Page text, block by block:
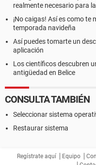
realmente necesario para
¡No caigas! Así es como
temporada navideña
Así puedes tomarte un
aplicación
Los científicos descubren
antigüedad en Belice
CONSULTA TAMBIÉN
Seleccionar sistema
Restaurar sistema
Regístrate aquí Equipo